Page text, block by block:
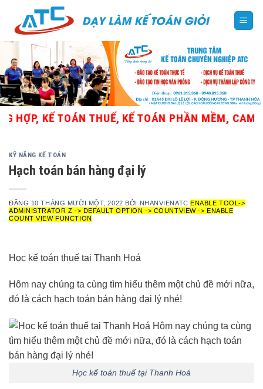
content
KẾ TOÁN THUẾ, KẾ TOÁN PHẦN MỀM, CAM KẾT
KỸ NĂNG KẾ TOÁN
Hạch toán bán hàng đại lý
ĐĂNG 10 THÁNG MƯỜI MỘT, 2022 BỞI NHANVIENATC ENABLE TOOL->
ADMINISTRATOR Z -> DEFAULT OPTION -> COUNTVIEW -> ENABLE
COUNT VIEW FUNCTION
Học kế toán thuế tại Thanh Hoá
Hôm nay chúng ta cùng tìm hiểu thêm một chủ đề mới nữa,
đó là cách hạch toán bán hàng đại lý nhé!
Học kế toán thuế tại Thanh Hoá